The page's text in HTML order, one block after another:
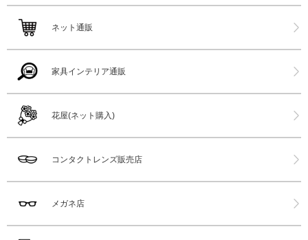
ネット通販
家具インテリア通販
花屋(ネット購入)
コンタクトレンズ販売店
メガネ店